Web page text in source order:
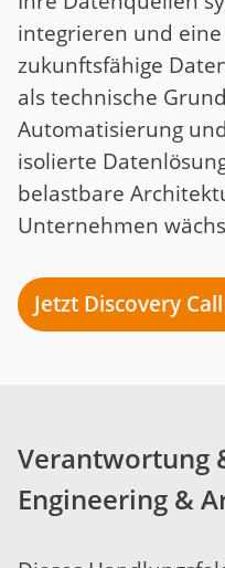
integrieren und
zukunftsfähige
als technische
Automatisierung
isolierte
belastbare
Unternehmen
Jetzt Discovery
Verantwortung
Engineering &